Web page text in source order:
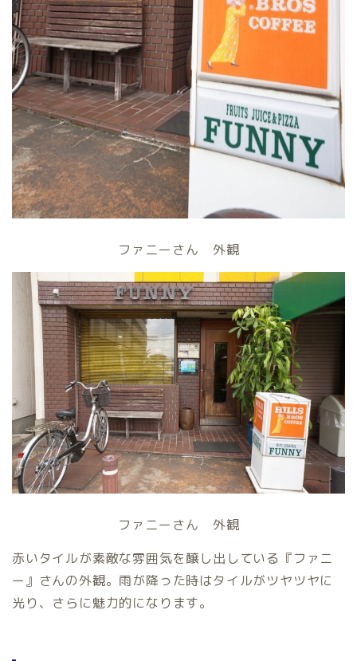
ファニーさん 外観
ファニーさん 外観
赤いタイルが素敵な雰囲気を醸し出している『ファニ
ー』さんの外観。雨が降った時はタイルがツヤツヤに
光り、さらに魅力的になります。